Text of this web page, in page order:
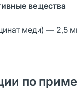
вещества
меди) — 2,5
по